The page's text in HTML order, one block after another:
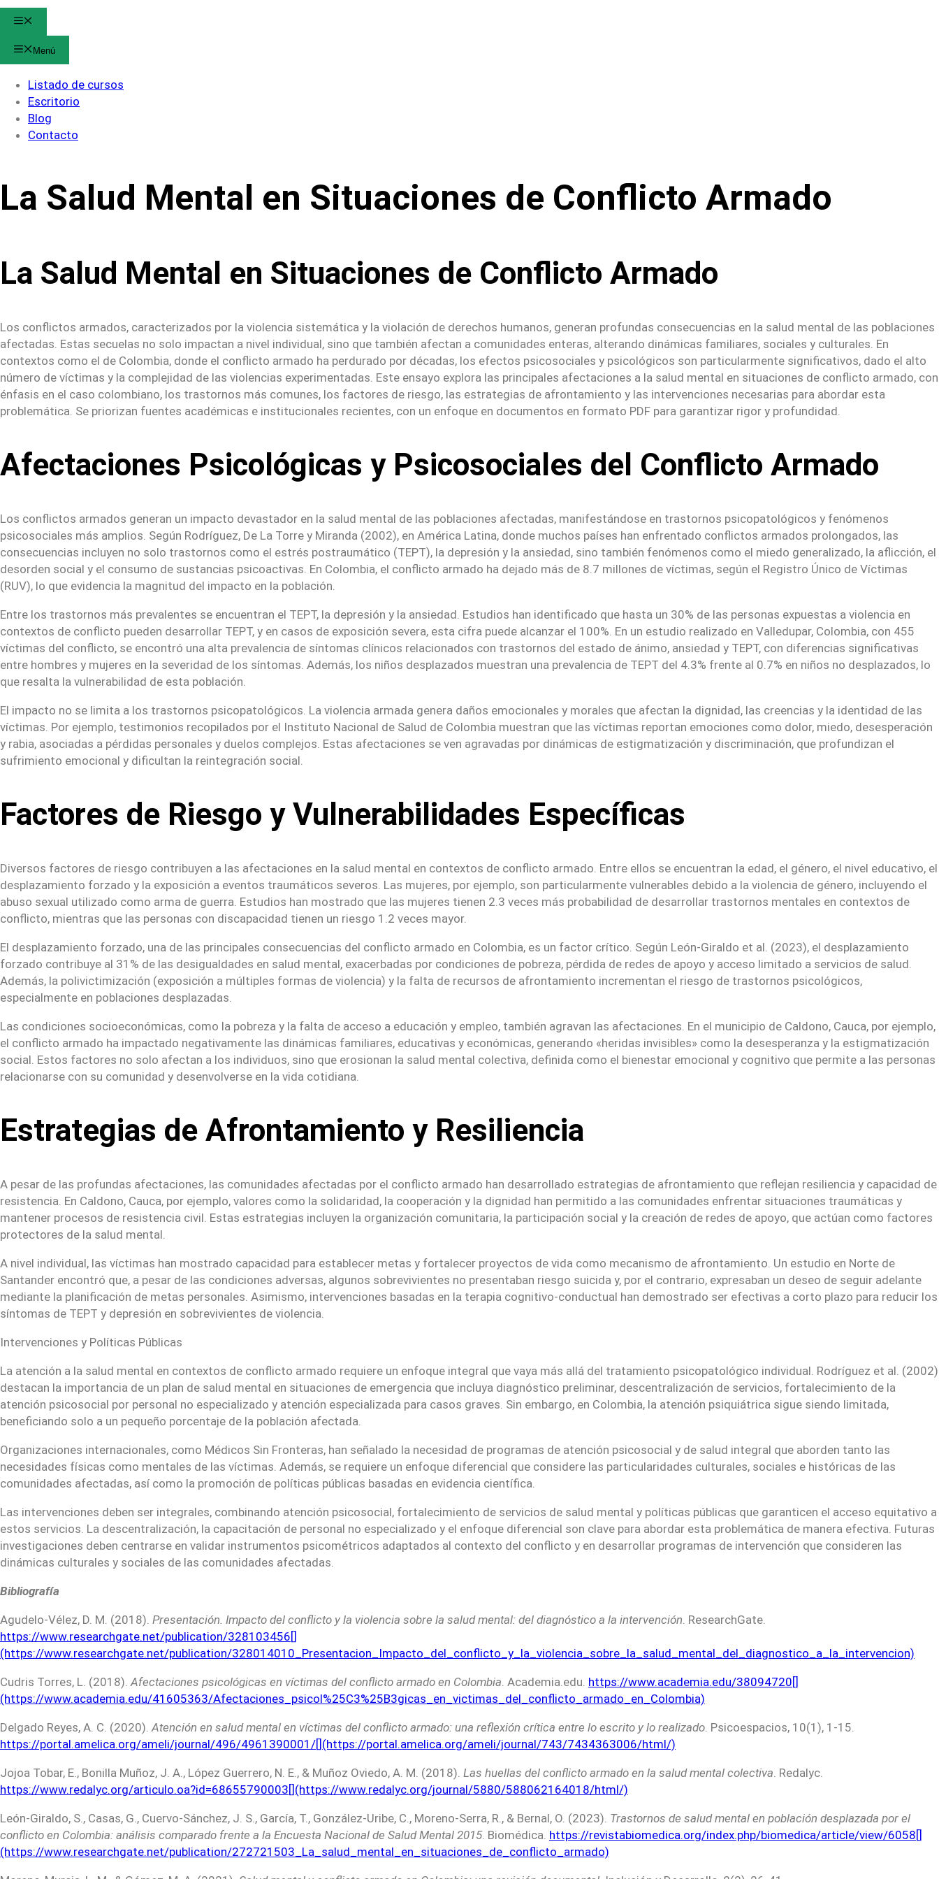
Menú
Listado de cursos
Escritorio
Blog
Contacto
La Salud Mental en Situaciones de Conflicto Armado
La Salud Mental en Situaciones de Conflicto Armado
Los conflictos armados, caracterizados por la violencia sistemática y la violación de derechos humanos, generan profundas consecuencias en la salud mental de las poblaciones
afectadas. Estas secuelas no solo impactan a nivel individual, sino que también afectan a comunidades enteras, alterando dinámicas familiares, sociales y culturales. En
contextos como el de Colombia, donde el conflicto armado ha perdurado por décadas, los efectos psicosociales y psicológicos son particularmente significativos, dado el alto
número de víctimas y la complejidad de las violencias experimentadas. Este ensayo explora las principales afectaciones a la salud mental en situaciones de conflicto armado, con
énfasis en el caso colombiano, los trastornos más comunes, los factores de riesgo, las estrategias de afrontamiento y las intervenciones necesarias para abordar esta
problemática. Se priorizan fuentes académicas e institucionales recientes, con un enfoque en documentos en formato PDF para garantizar rigor y profundidad.
Afectaciones Psicológicas y Psicosociales del Conflicto Armado
Los conflictos armados generan un impacto devastador en la salud mental de las poblaciones afectadas, manifestándose en trastornos psicopatológicos y fenómenos
psicosociales más amplios. Según Rodríguez, De La Torre y Miranda (2002), en América Latina, donde muchos países han enfrentado conflictos armados prolongados, las
consecuencias incluyen no solo trastornos como el estrés postraumático (TEPT), la depresión y la ansiedad, sino también fenómenos como el miedo generalizado, la aflicción, el
desorden social y el consumo de sustancias psicoactivas. En Colombia, el conflicto armado ha dejado más de 8.7 millones de víctimas, según el Registro Único de Víctimas
(RUV), lo que evidencia la magnitud del impacto en la población.
Entre los trastornos más prevalentes se encuentran el TEPT, la depresión y la ansiedad. Estudios han identificado que hasta un 30% de las personas expuestas a violencia en
contextos de conflicto pueden desarrollar TEPT, y en casos de exposición severa, esta cifra puede alcanzar el 100%. En un estudio realizado en Valledupar, Colombia, con 455
víctimas del conflicto, se encontró una alta prevalencia de síntomas clínicos relacionados con trastornos del estado de ánimo, ansiedad y TEPT, con diferencias significativas
entre hombres y mujeres en la severidad de los síntomas. Además, los niños desplazados muestran una prevalencia de TEPT del 4.3% frente al 0.7% en niños no desplazados, lo
que resalta la vulnerabilidad de esta población.
El impacto no se limita a los trastornos psicopatológicos. La violencia armada genera daños emocionales y morales que afectan la dignidad, las creencias y la identidad de las
víctimas. Por ejemplo, testimonios recopilados por el Instituto Nacional de Salud de Colombia muestran que las víctimas reportan emociones como dolor, miedo, desesperación
y rabia, asociadas a pérdidas personales y duelos complejos. Estas afectaciones se ven agravadas por dinámicas de estigmatización y discriminación, que profundizan el
sufrimiento emocional y dificultan la reintegración social.
Factores de Riesgo y Vulnerabilidades Específicas
Diversos factores de riesgo contribuyen a las afectaciones en la salud mental en contextos de conflicto armado. Entre ellos se encuentran la edad, el género, el nivel educativo, el
desplazamiento forzado y la exposición a eventos traumáticos severos. Las mujeres, por ejemplo, son particularmente vulnerables debido a la violencia de género, incluyendo el
abuso sexual utilizado como arma de guerra. Estudios han mostrado que las mujeres tienen 2.3 veces más probabilidad de desarrollar trastornos mentales en contextos de
conflicto, mientras que las personas con discapacidad tienen un riesgo 1.2 veces mayor.
El desplazamiento forzado, una de las principales consecuencias del conflicto armado en Colombia, es un factor crítico. Según León-Giraldo et al. (2023), el desplazamiento
forzado contribuye al 31% de las desigualdades en salud mental, exacerbadas por condiciones de pobreza, pérdida de redes de apoyo y acceso limitado a servicios de salud.
Además, la polivictimización (exposición a múltiples formas de violencia) y la falta de recursos de afrontamiento incrementan el riesgo de trastornos psicológicos,
especialmente en poblaciones desplazadas.
Las condiciones socioeconómicas, como la pobreza y la falta de acceso a educación y empleo, también agravan las afectaciones. En el municipio de Caldono, Cauca, por ejemplo,
el conflicto armado ha impactado negativamente las dinámicas familiares, educativas y económicas, generando «heridas invisibles» como la desesperanza y la estigmatización
social. Estos factores no solo afectan a los individuos, sino que erosionan la salud mental colectiva, definida como el bienestar emocional y cognitivo que permite a las personas
relacionarse con su comunidad y desenvolverse en la vida cotidiana.
Estrategias de Afrontamiento y Resiliencia
A pesar de las profundas afectaciones, las comunidades afectadas por el conflicto armado han desarrollado estrategias de afrontamiento que reflejan resiliencia y capacidad de
resistencia. En Caldono, Cauca, por ejemplo, valores como la solidaridad, la cooperación y la dignidad han permitido a las comunidades enfrentar situaciones traumáticas y
mantener procesos de resistencia civil. Estas estrategias incluyen la organización comunitaria, la participación social y la creación de redes de apoyo, que actúan como factores
protectores de la salud mental.
A nivel individual, las víctimas han mostrado capacidad para establecer metas y fortalecer proyectos de vida como mecanismo de afrontamiento. Un estudio en Norte de
Santander encontró que, a pesar de las condiciones adversas, algunos sobrevivientes no presentaban riesgo suicida y, por el contrario, expresaban un deseo de seguir adelante
mediante la planificación de metas personales. Asimismo, intervenciones basadas en la terapia cognitivo-conductual han demostrado ser efectivas a corto plazo para reducir los
síntomas de TEPT y depresión en sobrevivientes de violencia.
Intervenciones y Políticas Públicas
La atención a la salud mental en contextos de conflicto armado requiere un enfoque integral que vaya más allá del tratamiento psicopatológico individual. Rodríguez et al. (2002)
destacan la importancia de un plan de salud mental en situaciones de emergencia que incluya diagnóstico preliminar, descentralización de servicios, fortalecimiento de la
atención psicosocial por personal no especializado y atención especializada para casos graves. Sin embargo, en Colombia, la atención psiquiátrica sigue siendo limitada,
beneficiando solo a un pequeño porcentaje de la población afectada.
Organizaciones internacionales, como Médicos Sin Fronteras, han señalado la necesidad de programas de atención psicosocial y de salud integral que aborden tanto las
necesidades físicas como mentales de las víctimas. Además, se requiere un enfoque diferencial que considere las particularidades culturales, sociales e históricas de las
comunidades afectadas, así como la promoción de políticas públicas basadas en evidencia científica.
Las intervenciones deben ser integrales, combinando atención psicosocial, fortalecimiento de servicios de salud mental y políticas públicas que garanticen el acceso equitativo a
estos servicios. La descentralización, la capacitación de personal no especializado y el enfoque diferencial son clave para abordar esta problemática de manera efectiva. Futuras
investigaciones deben centrarse en validar instrumentos psicométricos adaptados al contexto del conflicto y en desarrollar programas de intervención que consideren las
dinámicas culturales y sociales de las comunidades afectadas.
Bibliografía
Agudelo-Vélez, D. M. (2018). Presentación. Impacto del conflicto y la violencia sobre la salud mental: del diagnóstico a la intervención. ResearchGate.
https://www.researchgate.net/publication/328103456[]
(https://www.researchgate.net/publication/328014010_Presentacion_Impacto_del_conflicto_y_la_violencia_sobre_la_salud_mental_del_diagnostico_a_la_intervencion)
Cudris Torres, L. (2018).Afectaciones psicológicas en víctimas del conflicto armado en Colombia. Academia.edu. https://www.academia.edu/38094720[]
(https://www.academia.edu/41605363/Afectaciones_psicol%25C3%25B3gicas_en_victimas_del_conflicto_armado_en_Colombia)
Delgado Reyes, A. C. (2020).Atención en salud mental en víctimas del conflicto armado: una reflexión crítica entre lo escrito y lo realizado. Psicoespacios, 10(1), 1-15.
https://portal.amelica.org/ameli/journal/496/4961390001/[](https://portal.amelica.org/ameli/journal/743/7434363006/html/)
Jojoa Tobar, E., Bonilla Muñoz, J. A., López Guerrero, N. E., & Muñoz Oviedo, A. M. (2018). Las huellas del conflicto armado en la salud mental colectiva. Redalyc.
https://www.redalyc.org/articulo.oa?id=68655790003[](https://www.redalyc.org/journal/5880/588062164018/html/)
León-Giraldo, S., Casas, G., Cuervo-Sánchez, J. S., García, T., González-Uribe, C., Moreno-Serra, R., & Bernal, O. (2023). Trastornos de salud mental en población desplazada por el
conflicto en Colombia: análisis comparado frente a la Encuesta Nacional de Salud Mental 2015. Biomédica. https://revistabiomedica.org/index.php/biomedica/article/view/6058[]
(https://www.researchgate.net/publication/272721503_La_salud_mental_en_situaciones_de_conflicto_armado)